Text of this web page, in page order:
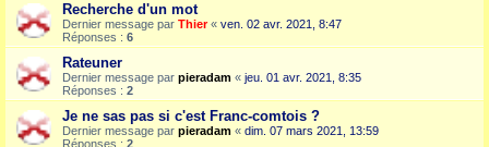
Recherche d'un mot
Dernier message par Thier« ven. 02 avr. 2021, 8:47
Réponses : 6
Rateuner
Dernier message par pieradam « jeu. 01 avr. 2021, 8:35
Réponses : 2
Je ne sas pas si c'est Franc-comtois ?
Dernier message par pieradam « dim. 07 mars 2021, 13:59
Réponses : 2